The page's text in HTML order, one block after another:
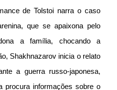
de Tolstoi narra o caso
que se apaixona pelo
a família, chocando a
Shakhnazarov inicia o relato
a guerra russo-japonesa,
procura informações sobre o